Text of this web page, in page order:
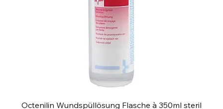
Octenilin Wundspüllösung Flasche à 350ml steril